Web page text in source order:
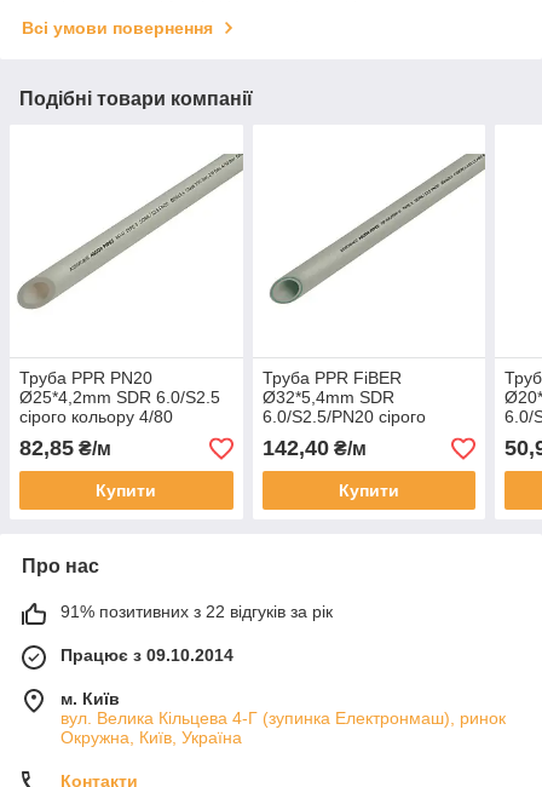
Всі умови повернення
Подібні товари компанії
Труба PPR PN20
Ø25*4,2mm SDR 6.0/S2.5
сірого кольору 4/80
ASCO®
82,85 ₴/м
Купити
Труба PPR FiBER
Ø32*5,4mm SDR
6.0/S2.5/PN20 сірого
кольору 2/20 ASCO®
142,40₴/м
Купити
6.0/
Про нас
91% позитивних з 22 відгуків за рік
Працює з 09.10.2014
м. Київ
вул. Велика Кільцева 4-Г (зупинка Електронмаш), ринок
Окружна, Київ, Україна
Контакти